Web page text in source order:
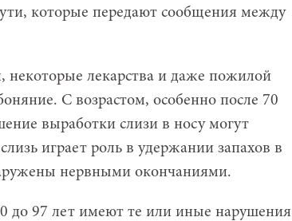
которые передают сообщения между
некоторые лекарства и даже пожилой
С возрастом, особенно после 70
выработки слизи в носу могут
играет роль в удержании запахов в
нервными окончаниями.
до 97 лет имеют те или иные нарушения